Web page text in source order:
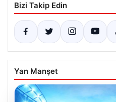
Bizi Takip Edin
Yan Manşet